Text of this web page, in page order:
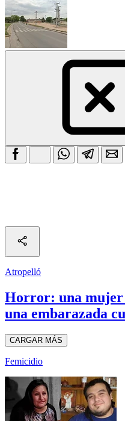
Atropelló
Horror: una mujer
una embarazada
CARGAR MÁS
Femicidio